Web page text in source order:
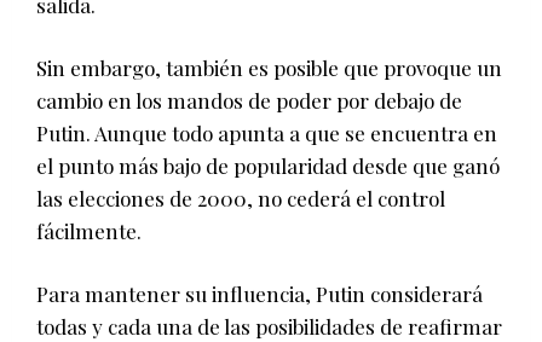
Sin embargo, también es posible que provoque un
cambio en los mandos de poder por debajo de
Putin. Aunque todo apunta a que se encuentra en
el punto más bajo de popularidad desde que ganó
las elecciones de 2000, no cederá el control
fácilmente.
Para mantener su influencia, Putin considerará
todas y cada una de las posibilidades de reafirmar